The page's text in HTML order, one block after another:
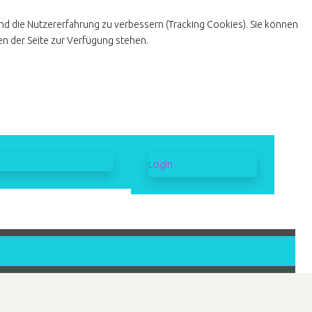
Login
die Nutzererfahrung zu verbessern (Tracking Cookies). Sie können
der Seite zur Verfügung stehen.